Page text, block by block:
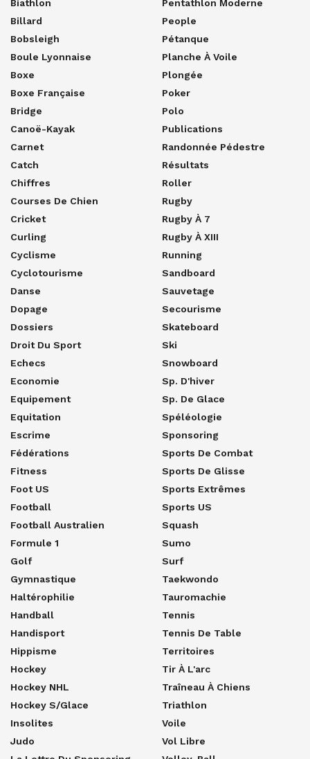
Biathlon
Billard
Bobsleigh
Boule Lyonnaise
Boxe
Boxe Française
Bridge
Canoë-Kayak
Carnet
Catch
Chiffres
Courses De Chien
Cricket
Curling
Cyclisme
Cyclotourisme
Danse
Dopage
Dossiers
Droit Du Sport
Echecs
Economie
Equipement
Equitation
Escrime
Fédérations
Fitness
Foot US
Football
Football Australien
Formule 1
Golf
Gymnastique
Haltérophilie
Handball
Handisport
Hippisme
Hockey
Hockey NHL
Hockey S/glace
Insolites
Judo
Pentathlon Moderne
People
Pétanque
Planche À Voile
Plongée
Poker
Polo
Publications
Randonnée Pédestre
Résultats
Roller
Rugby
Rugby À 7
Rugby À XIII
Running
Sandboard
Sauvetage
Secourisme
Skateboard
Ski
Snowboard
Sp. D'hiver
Sp. De Glace
Spéléologie
Sponsoring
Sports De Combat
Sports De Glisse
Sports Extrêmes
Sports US
Squash
Sumo
Surf
Taekwondo
Tauromachie
Tennis
Tennis De Table
Territoires
Tir À L'arc
Traîneau À Chiens
Triathlon
Voile
Vol Libre